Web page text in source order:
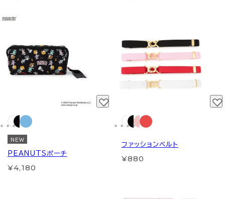
NEW
PEANUTSポーチ
¥4,180
ファッションベルト
¥880